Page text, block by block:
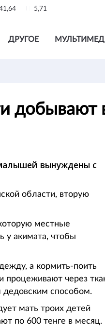
5,71
ДРУГОЕ
добывают
вынуждены с
области, вторую
местные
у акимата, чтобы
а кормить-поить
процеживают через
дедовским способом.
мать троих детей
по 600 тенге в месяц.